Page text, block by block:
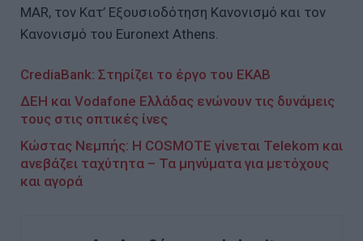
MAR, τον Κατ’ Εξουσιοδότηση Κανονισμό και τον
Κανονισμό του Euronext Athens.
CrediaBank: Στηρίζει το έργο του ΕΚΑΒ
ΔΕΗ και Vodafone Ελλάδας ενώνουν τις δυνάμεις
τους στις οπτικές ίνες
Κώστας Νεμπής: H COSMOTE γίνεται Telekom και
ανεβάζει ταχύτητα – Τα μηνύματα για μετόχους
και αγορά